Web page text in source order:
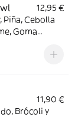
12,95 €
Piña, Cebolla
Goma
11,90 €
Brócoli y